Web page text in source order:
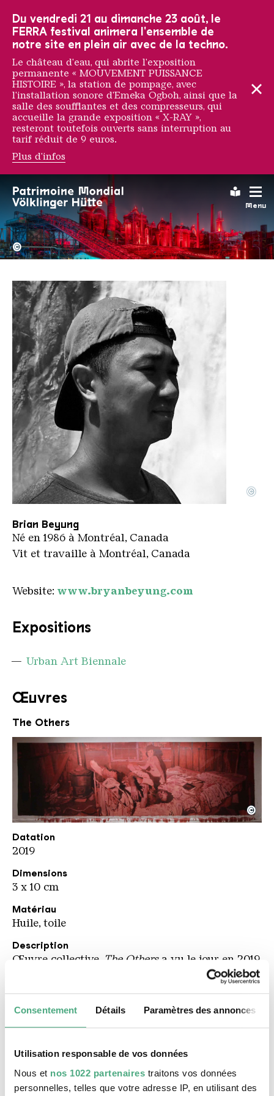
Consentement Détails Paramètres des annonces
Utilisation responsable de vos données
Nous et nos 1022 partenaires traitons vos données
personnelles, telles que votre adresse IP, en utilisant des
Menu
Brian Beyung
La Völklinger Hütte
Copyright:
©
Bryan Beyungportrait
Copyright: Bryan Beyung
©
Brian Beyung
Né en 1986 à Montréal, Canada
Vit et travaille à Montréal, Canada
Website: www.bryanbeyung.com
Expositions
Urban Art Biennale
Œuvres
The Others
Helen Bur
Copyright: Helen Bur
©
Datation
2019
Dimensions
3 x 10 cm
Matériau
Huile, toile
Description
Œuvre collective, The Othersa vu le jour en 2019
en 24 heures. Pour autant, le motif de cette
peinture ne donne pas l’impression d’être un
assemblage de fragments ou un collage. Réalisée
instantané fermé sur lui-même. Ses extrémités
ouvertes se trouvent dans le contenu. Mais il s’en
dégage quelque chose d’inquiétant. Dans une
Du vendredi 21 au dimanche 23 août, le
FERRA festival animera l'ensemble de
notre site en plein air avec de la techno.
Le château d'eau, qui abrite l'exposition
permanente « MOUVEMENT PUISSANCE
HISTOIRE », la station de pompage, avec
l'installation sonore d'Emeka Ogboh, ainsi que la
salle des soufflantes et des compresseurs, qui
accueille la grande exposition « X-RAY »,
resteront toutefois ouverts sans interruption au
tarif réduit de 9 euros.
Plus d'infos